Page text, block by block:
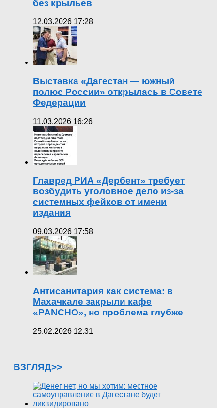
без крыльев
12.03.2026 17:28
Выставка «Дагестан — южный
полюс России» открылась в Совете
Федерации
11.03.2026 16:26
Главред РИА «Дербент» требует
возбудить уголовное дело из-за
системных фейков от имени
издания
09.03.2026 17:58
Антисанитария как система: в
Махачкале закрыли кафе
«PANCHO», но проблема глубже
25.02.2026 12:31
ВЗГЛЯД>>